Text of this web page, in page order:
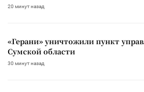
20 минут назад
«Герани» уничтожили пункт
Сумской области
30 минут назад